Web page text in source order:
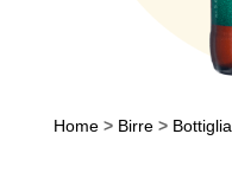
Home> Birre> Bottiglia